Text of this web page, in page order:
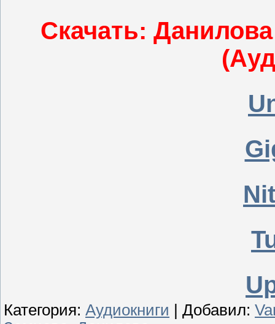
Скачать:
Категория: Аудиокниги Добавил: